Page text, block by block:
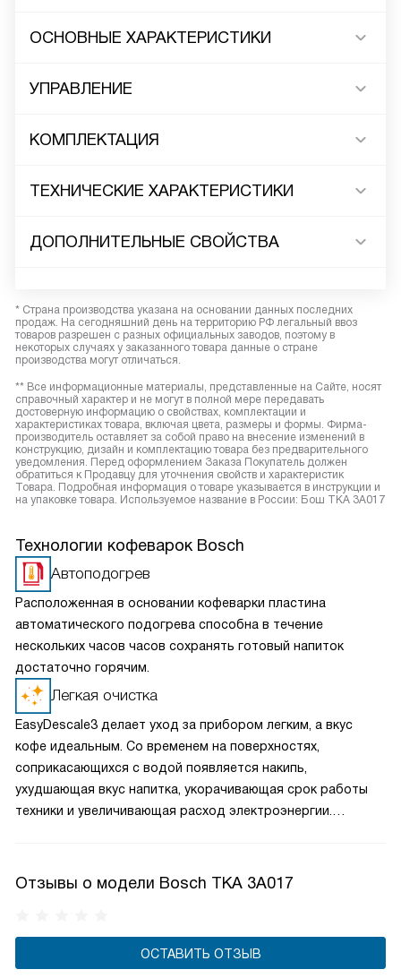
ОСНОВНЫЕ ХАРАКТЕРИСТИКИ
УПРАВЛЕНИЕ
КОМПЛЕКТАЦИЯ
ТЕХНИЧЕСКИЕ ХАРАКТЕРИСТИКИ
ДОПОЛНИТЕЛЬНЫЕ СВОЙСТВА
* Страна производства указана на основании данных последних
продаж. На сегодняшний день на территорию РФ легальный ввоз
товаров разрешен с разных официальных заводов, поэтому в
некоторых случаях у заказанного товара данные о стране
производства могут отличаться.
** Все информационные материалы, представленные на Сайте, носят
справочный характер и не могут в полной мере передавать
достоверную информацию о свойствах, комплектации и
характеристиках товара, включая цвета, размеры и формы. Фирма-
производитель оставляет за собой право на внесение изменений в
конструкцию, дизайн и комплектацию товара без предварительного
уведомления. Перед оформлением Заказа Покупатель должен
обратиться к Продавцу для уточнения свойств и характеристик
Товара. Подробная информация о товаре указывается в инструкции и
на упаковке товара. Используемое название в России: Бош TKA 3A017
Технологии кофеварок Bosch
Автоподогрев
Расположенная в основании кофеварки пластина
автоматического подогрева способна в течение
нескольких часов часов сохранять готовый напиток
достаточно горячим.
Легкая очистка
EasyDescale3 делает уход за прибором легким, а вкус
кофе идеальным. Со временем на поверхностях,
соприкасающихся с водой появляется накипь,
ухудшающая вкус напитка, укорачивающая срок работы
техники и увеличивающая расход электроэнергии.
Отзывы о модели Bosch TKA 3A017
ОСТАВИТЬ ОТЗЫВ